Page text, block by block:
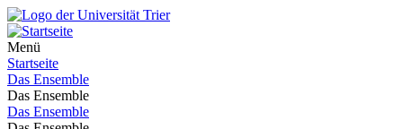
Menü
Startseite
Das Ensemble
Das Ensemble
Das Ensemble